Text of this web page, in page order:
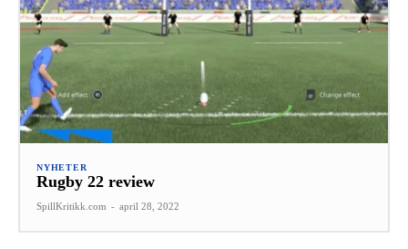
NYHETER
Rugby 22 review
SpillKritikk.com - april 28, 2022